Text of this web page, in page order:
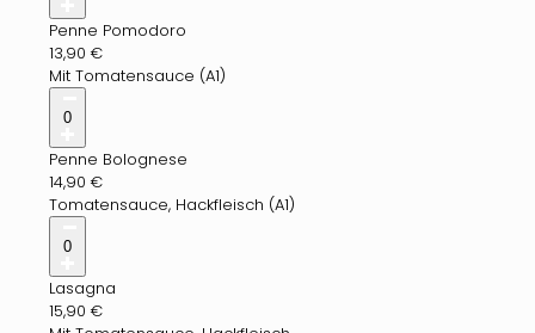
Penne Pomodoro
13,90 €
Mit Tomatensauce (A1)
0
Penne Bolognese
14,90 €
Tomatensauce, Hackfleisch (A1)
0
Lasagna
15,90 €